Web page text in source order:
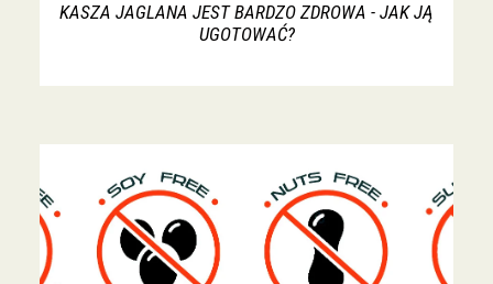
KASZA JAGLANA JEST BARDZO ZDROWA - JAK JĄ
UGOTOWAĆ?